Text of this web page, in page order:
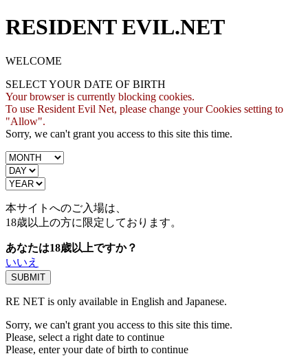
RESIDENT EVIL.NET
WELCOME
SELECT YOUR DATE OF BIRTH
Your browser is currently blocking cookies.
To use Resident Evil Net, please change your Cookies setting to
"Allow".
Sorry, we can't grant you access to this site this time.
本サイトへのご入場は、
18歳以上の方に限定しております。
あなたは18歳以上ですか？
いいえ
RE NET is only available in English and Japanese.
Sorry, we can't grant you access to this site this time.
Please, select a right date to continue
Please, enter your date of birth to continue